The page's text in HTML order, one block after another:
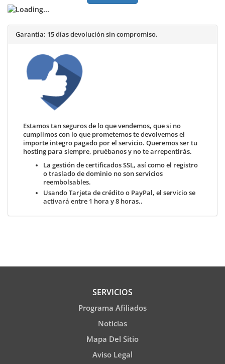
Garantía: 15 días devolución sin compromiso.
Estamos tan seguros de lo que vendemos, que si no
cumplimos con lo que prometemos te devolvemos el
importe integro pagado por el servicio. Queremos ser tu
hosting para siempre, pruébanos y no te arrepentirás.
La gestión de certificados SSL, así como el registro
o traslado de dominio no son servicios
reembolsables.
UsandoTarjeta de crédito o PayPal, el servicio se
activará entre 1 hora y 8 horas..
SERVICIOS
Programa Afiliados
Noticias
Mapa Del Sitio
Aviso Legal